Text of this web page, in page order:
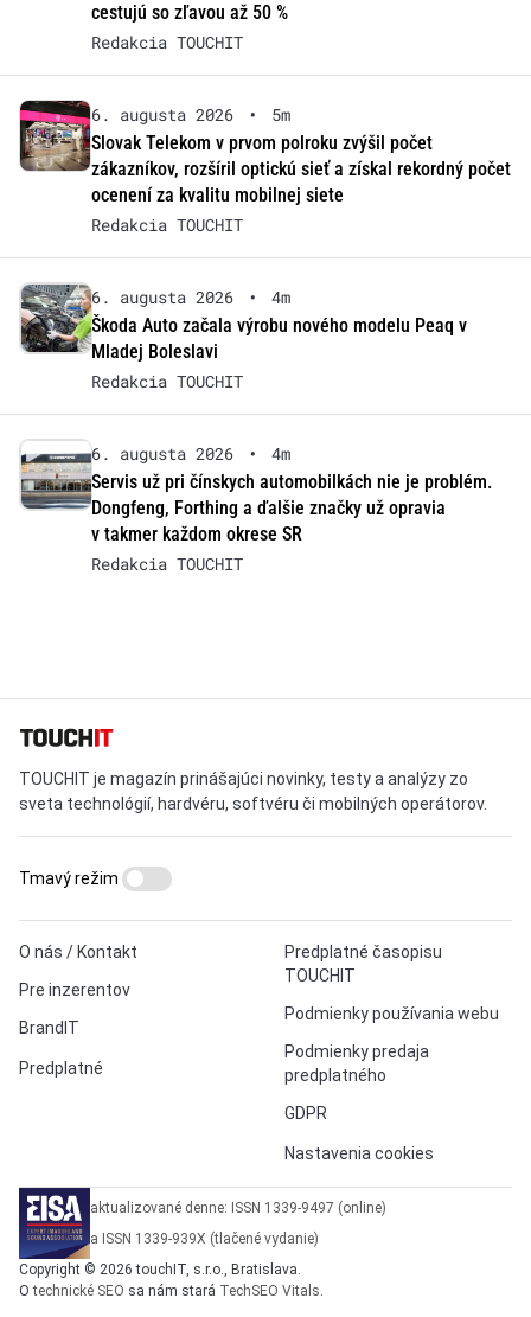
cestujú so zľavou až 50 %
Redakcia TOUCHIT
6. augusta 2026 •
5m
Slovak Telekom v prvom polroku zvýšil počet
zákazníkov, rozšíril optickú sieť a získal rekordný počet
ocenení za kvalitu mobilnej siete
Redakcia TOUCHIT
6. augusta 2026 •
4m
Škoda Auto začala výrobu nového modelu Peaq v
Mladej Boleslavi
Redakcia TOUCHIT
6. augusta 2026 •
4m
Servis už pri čínskych automobilkách nie je problém.
Dongfeng, Forthing a ďalšie značky už opravia
v takmer každom okrese SR
Redakcia TOUCHIT
TOUCHIT je magazín prinášajúci novinky, testy a analýzy zo
sveta technológií, hardvéru, softvéru či mobilných operátorov.
O nás / Kontakt
Pre inzerentov
BrandIT
Predplatné
Predplatné časopisu
TOUCHIT
Podmienky používania webu
Podmienky predaja
predplatného
GDPR
Nastavenia cookies
Tmavý režim
aktualizované denne: ISSN 1339-9497 (online)
a ISSN 1339-939X (tlačené vydanie)
Copyright © 2026 touchIT, s.r.o., Bratislava.
Otechnické SEO sa nám stará TechSEO Vitals.